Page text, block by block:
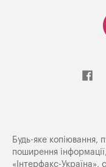
Будь-яке копiювання,
поширення
«Iнтерфакс-Україна»,